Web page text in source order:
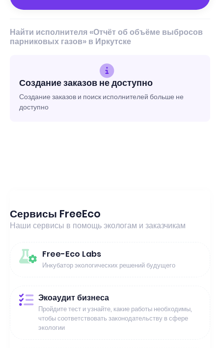
Найти исполнителя «Отчёт об объёме выбросов
парниковых газов» в Иркутске
Создание заказов не доступно
Создание заказов и поиск исполнителей больше не
доступно
Сервисы FreeEco
Наши сервисы в помощь экологам и заказчикам
Free-Eco Labs
Инкубатор экологических решений будущего
Экоаудит бизнеса
Пройдите тест и узнайте, какие работы необходимы,
чтобы соответствовать законодательству в сфере
экологии